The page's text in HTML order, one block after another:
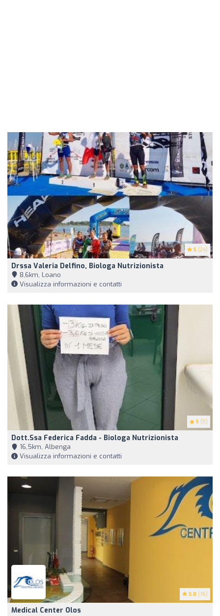
5 (24)
Drssa Valeria Delfino, Biologa Nutrizionista
8,6km, Loano
Visualizza informazioni e contatti
5 (5)
Dott.ssa Federica Fadda - Biologa Nutrizionista
16,5km, Albenga
Visualizza informazioni e contatti
3.8 (76)
Medical Center Olos